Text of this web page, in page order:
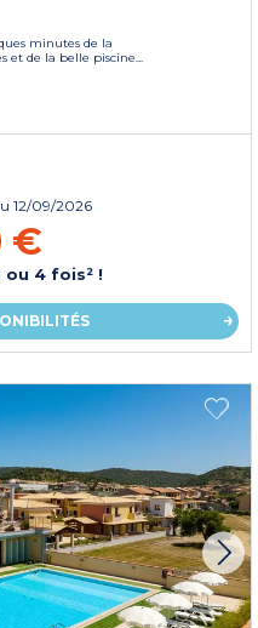
minutes de la
et de la belle piscine...
12/09/2026
€
4 fois² !